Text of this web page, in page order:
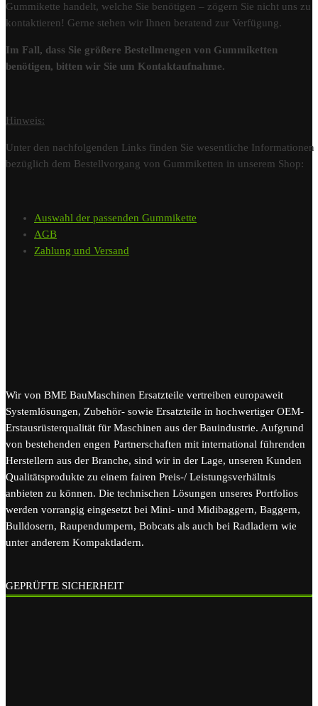
Gummikette handelt, welche Sie benötigen – zögern Sie nicht uns zu
kontaktieren! Gerne stehen wir Ihnen beratend zur Verfügung.
Im Fall, dass Sie größere Bestellmengen von Gummiketten
benötigen, bitten wir Sie um Kontaktaufnahme.
Hinweis:
Unter den nachfolgenden Links finden Sie wesentliche Informationen
bezüglich dem Bestellvorgang von Gummiketten in unserem Shop:
Auswahl der passenden Gummikette
AGB
Zahlung und Versand
Wir von BME BauMaschinen Ersatzteile vertreiben europaweit
Systemlösungen, Zubehör- sowie Ersatzteile in hochwertiger OEM-
Erstausrüsterqualität für Maschinen aus der Bauindustrie. Aufgrund
von bestehenden engen Partnerschaften mit international führenden
Herstellern aus der Branche, sind wir in der Lage, unseren Kunden
Qualitätsprodukte zu einem fairen Preis-/ Leistungsverhältnis
anbieten zu können. Die technischen Lösungen unseres Portfolios
werden vorrangig eingesetzt bei Mini- und Midibaggern, Baggern,
Bulldosern, Raupendumpern, Bobcats als auch bei Radladern wie
unter anderem Kompaktladern.
GEPRÜFTE SICHERHEIT